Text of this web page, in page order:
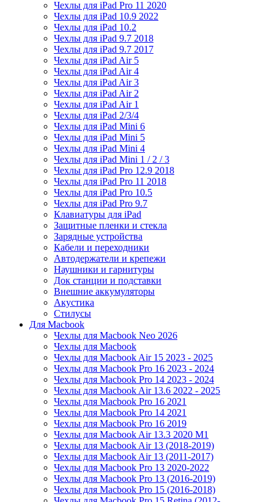
Чехлы для iPad Pro 11 2020
Чехлы для iPad 10.9 2022
Чехлы для iPad 10.2
Чехлы для iPad 9.7 2018
Чехлы для iPad 9.7 2017
Чехлы для iPad Air 5
Чехлы для iPad Air 4
Чехлы для iPad Air 3
Чехлы для iPad Air 2
Чехлы для iPad Air 1
Чехлы для iPad 2/3/4
Чехлы для iPad Mini 6
Чехлы для iPad Mini 5
Чехлы для iPad Mini 4
Чехлы для iPad Mini 1 / 2 / 3
Чехлы для iPad Pro 12.9 2018
Чехлы для iPad Pro 11 2018
Чехлы для iPad Pro 10.5
Чехлы для iPad Pro 9.7
Клавиатуры для iPad
Защитные пленки и стекла
Зарядные устройства
Кабели и переходники
Автодержатели и крепежи
Наушники и гарнитуры
Док станции и подставки
Внешние аккумуляторы
Акустика
Стилусы
Для Macbook
Чехлы для Macbook Neo 2026
Чехлы для Macbook
Чехлы для Macbook Air 15 2023 - 2025
Чехлы для Macbook Pro 16 2023 - 2024
Чехлы для Macbook Pro 14 2023 - 2024
Чехлы для Macbook Air 13.6 2022 - 2025
Чехлы для Macbook Pro 16 2021
Чехлы для Macbook Pro 14 2021
Чехлы для Macbook Pro 16 2019
Чехлы для Macbook Air 13.3 2020 M1
Чехлы для Macbook Air 13 (2018-2019)
Чехлы для Macbook Air 13 (2011-2017)
Чехлы для Macbook Pro 13 2020-2022
Чехлы для Macbook Pro 13 (2016-2019)
Чехлы для Macbook Pro 15 (2016-2018)